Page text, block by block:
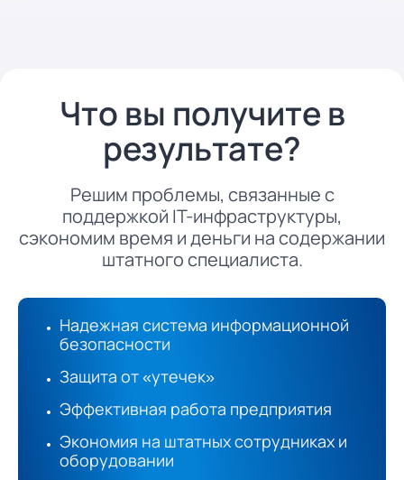
Что вы получите в
результате?
Решим проблемы, связанные с
поддержкой IT-инфраструктуры,
сэкономим время и деньги на содержании
штатного специалиста.
Надежная система информационной
безопасности
Защита от «утечек»
Эффективная работа предприятия
Экономия на штатных сотрудниках и
оборудовании